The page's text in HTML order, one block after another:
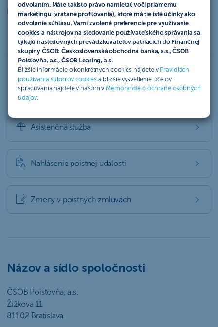
odvolaním. Máte takisto právo namietať voči priamemu
marketingu (vrátane profilovania), ktoré má tie isté účinky ako
odvolanie súhlasu. Vami zvolené preferencie pre využívanie
cookies a nástrojov na sledovanie používateľského správania sa
týkajú nasledovných prevádzkovateľov patriacich do Finančnej
skupiny ČSOB: Československá obchodná banka, a.s., ČSOB
Poisťovňa, a.s., ČSOB Leasing, a.s.
Bližšie informácie o konkrétnych cookies nájdete v Pravidlách
používania súborov cookies a bližšie vysvetlenie účelov
spracúvania nájdete v našom v Memorande o ochrane osobných
údajov.
Písomne sme vám k dispozícii na e-mailovej adrese
poistovna@csob.skalebo cez náškontaktný formulár
Dôležité odkazy
Asistenčná služba
Nahlásenie poistnej udalosti
Zmeny v poistných zmluvách
Názov a sídlo spoločnosti
ČSOB Poisťovňa, a.s.
Žižkova 11
811 02 Bratislava